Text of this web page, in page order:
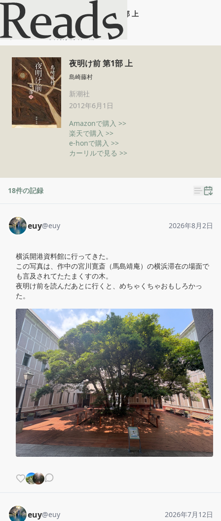
夜明け前 第1部 上
ホーム 夜明け前 第1部 上
夜明け前 第1部 上
島崎藤村
新潮社
2012年6月1日
Amazonで購入 >>
楽天で購入 >>
e-honで購入 >>
カーリルで見る >>
18件の記録
euy@euy 2026年8月2日
横浜開港資料館に行ってきた。
この写真は、作中の宮川寛斎（馬島靖庵）の横浜滞在の場面で
も言及されてたたまくすの木。
夜明け前を読んだあとに行くと、めちゃくちゃおもしろかっ
た。
euy@euy 2026年7月12日